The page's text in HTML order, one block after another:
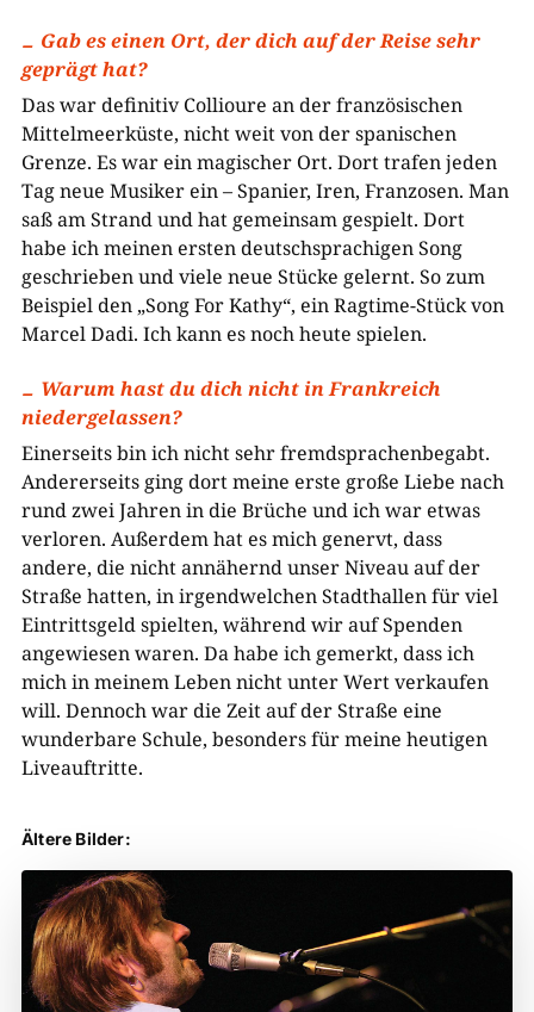
Gab es einen Ort, der dich auf der Reise sehr
geprägt hat?
Das war definitiv Collioure an der französischen
Mittelmeerküste, nicht weit von der spanischen
Grenze. Es war ein magischer Ort. Dort trafen jeden
Tag neue Musiker ein – Spanier, Iren, Franzosen. Man
saß am Strand und hat gemeinsam gespielt. Dort
habe ich meinen ersten deutschsprachigen Song
geschrieben und viele neue Stücke gelernt. So zum
Beispiel den „Song For Kathy“, ein Ragtime-Stück von
Marcel Dadi. Ich kann es noch heute spielen.
Warum hast du dich nicht in Frankreich
niedergelassen?
Einerseits bin ich nicht sehr fremdsprachenbegabt.
Andererseits ging dort meine erste große Liebe nach
rund zwei Jahren in die Brüche und ich war etwas
verloren. Außerdem hat es mich genervt, dass
andere, die nicht annähernd unser Niveau auf der
Straße hatten, in irgendwelchen Stadthallen für viel
Eintrittsgeld spielten, während wir auf Spenden
angewiesen waren. Da habe ich gemerkt, dass ich
mich in meinem Leben nicht unter Wert verkaufen
will. Dennoch war die Zeit auf der Straße eine
wunderbare Schule, besonders für meine heutigen
Liveauftritte.
Ältere Bilder: